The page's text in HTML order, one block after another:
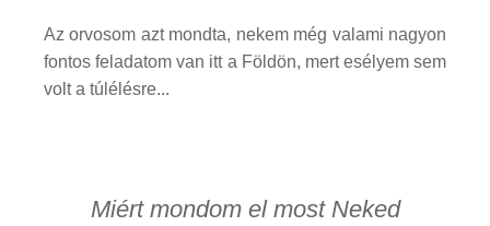
Az orvosom azt mondta, nekem még valami nagyon
fontos feladatom van itt a Földön, mert esélyem sem
volt a túlélésre...
Miért mondom el most Neked